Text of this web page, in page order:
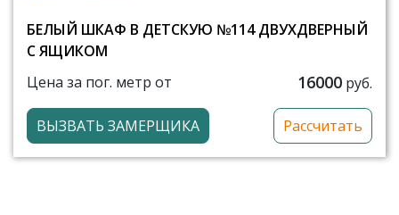
БЕЛЫЙ ШКАФ В ДЕТСКУЮ №114 ДВУХДВЕРНЫЙ
С ЯЩИКОМ
Цена за пог. метр от
16000 руб.
ВЫЗВАТЬ ЗАМЕРЩИКА Рассчитать